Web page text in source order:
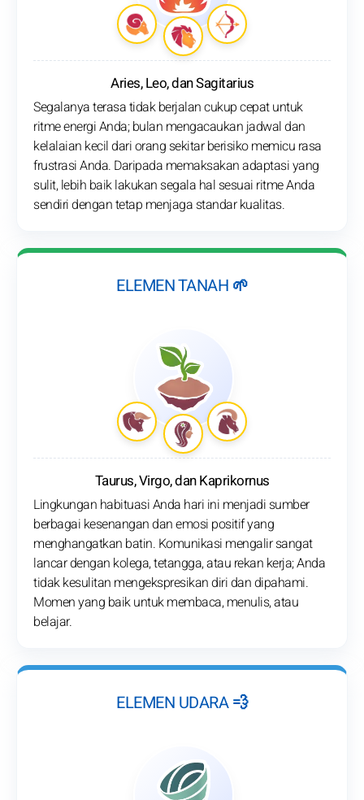
Aries, Leo, dan Sagitarius
Segalanya terasa tidak berjalan cukup cepat untuk
ritme energi Anda; bulan mengacaukan jadwal dan
kelalaian kecil dari orang sekitar berisiko memicu rasa
frustrasi Anda. Daripada memaksakan adaptasi yang
sulit, lebih baik lakukan segala hal sesuai ritme Anda
sendiri dengan tetap menjaga standar kualitas.
ELEMEN TANAH 🌱
Taurus, Virgo, dan Kaprikornus
Lingkungan habituasi Anda hari ini menjadi sumber
berbagai kesenangan dan emosi positif yang
menghangatkan batin. Komunikasi mengalir sangat
lancar dengan kolega, tetangga, atau rekan kerja; Anda
tidak kesulitan mengekspresikan diri dan dipahami.
Momen yang baik untuk membaca, menulis, atau
belajar.
ELEMEN UDARA 💨